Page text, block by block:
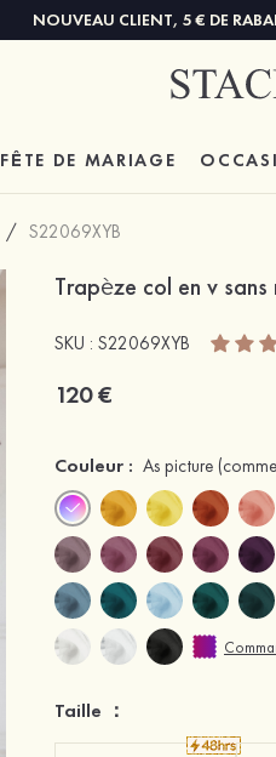
NOUVEAU CLIENT, 5 € DE
FÊTE DE MARIAGE
/ S22069XYB
Trapèze col en v
SKU : S22069XYB
120 €
Couleur : As picture
Taille ：